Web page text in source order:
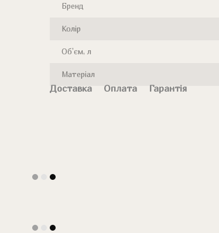
Бренд
Колір
Об'єм, л
Матеріал
Доставка Оплата Гарантія